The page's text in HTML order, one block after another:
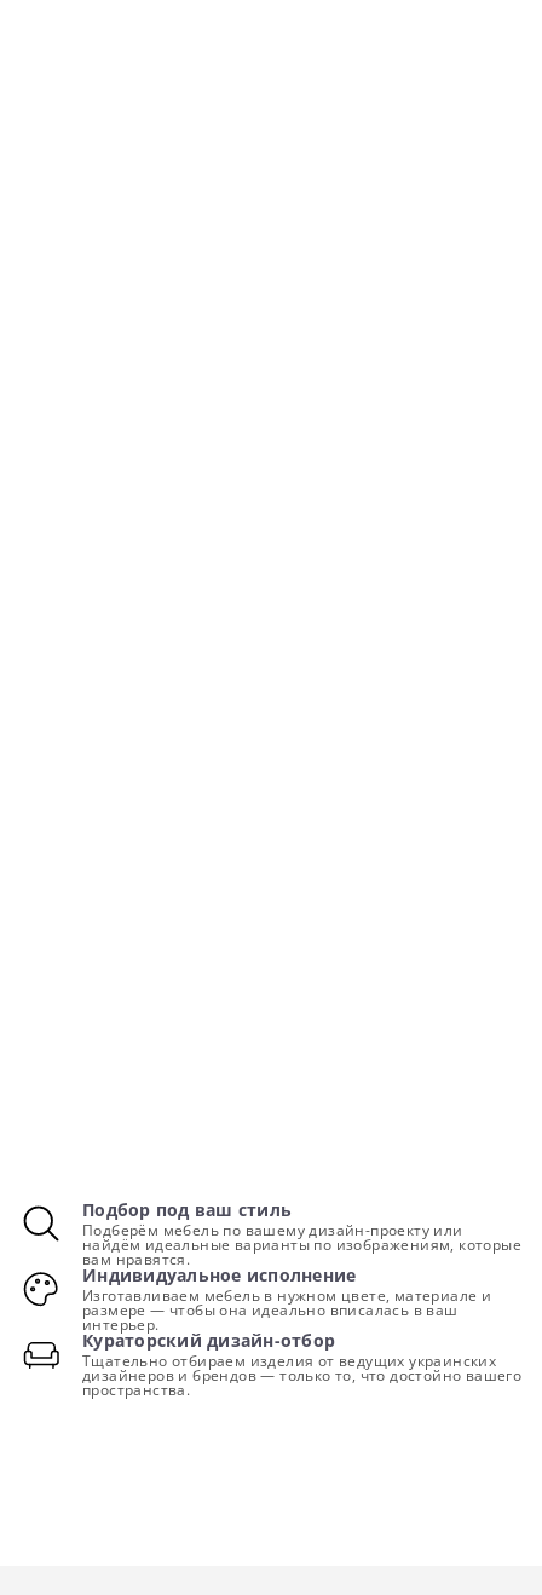
Подбор под ваш стиль
Подберём мебель по вашему дизайн-проекту или
найдём идеальные варианты по изображениям, которые
вам нравятся.
Индивидуальное исполнение
Изготавливаем мебель в нужном цвете, материале и
размере — чтобы она идеально вписалась в ваш
интерьер.
Кураторский дизайн-отбор
Тщательно отбираем изделия от ведущих украинских
дизайнеров и брендов — только то, что достойно вашего
пространства.